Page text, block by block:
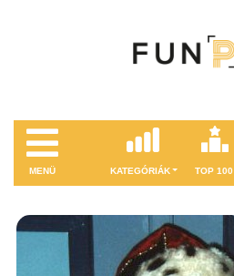
MENÜ KATEGÓRIÁK TOP 100